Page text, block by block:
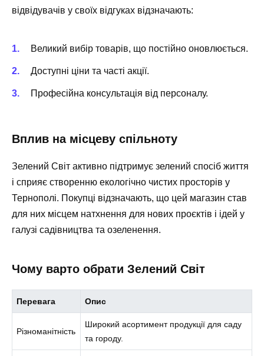
відвідувачів у своїх відгуках відзначають:
Великий вибір товарів, що постійно оновлюється.
Доступні ціни та часті акції.
Професійна консультація від персоналу.
Вплив на місцеву спільноту
Зелений Світ активно підтримує зелений спосіб життя
і сприяє створенню екологічно чистих просторів у
Тернополі. Покупці відзначають, що цей магазин став
для них місцем натхнення для нових проєктів і ідей у
галузі садівництва та озеленення.
Чому варто обрати Зелений Світ
Перевага Опис
Різноманітність
Широкий асортимент продукції для саду
та городу.